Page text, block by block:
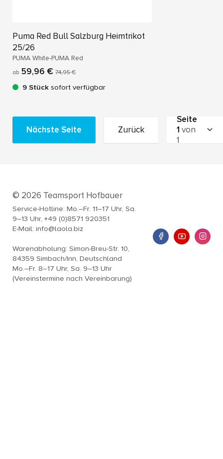
Puma Red Bull Salzburg Heimtrikot
25/26
PUMA White-PUMA Red
ab 59,96 € 74,95 €
9 Stück sofort verfügbar
Nächste Seite Zurück
Seite
1 von
1
© 2026 Teamsport Hofbauer
Service-Hotline: Mo.–Fr. 11–17 Uhr, Sa.
9–13 Uhr, +49 (0)8571 920351
E-Mail: info@laola.biz
Warenabholung: Simon-Breu-Str. 10,
84359 Simbach/Inn, Deutschland
Mo.–Fr. 8–17 Uhr, Sa. 9–13 Uhr
(Vereinstermine nach Vereinbarung)